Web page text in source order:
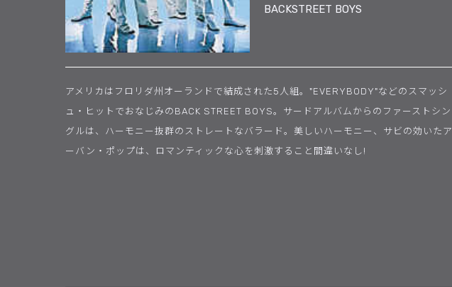
BACKSTREET BOYS
アメリカはフロリダ州オーランドで結成された5人組。"EVERYBODY"などのスマッシ
ュ・ヒットでおなじみのBACK STREET BOYS。サードアルバムからのファーストシン
グルは、ハーモニー抜群のストレートなバラード。美しいハーモニー、サビの効いたア
ーバン・ポップは、ロマンティックな心を刺激すること間違いなし!